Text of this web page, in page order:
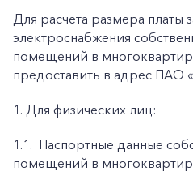
Для расчета размера платы
электроснабжения
помещений в
предоставить в адрес ПАО
1. Для физических лиц:
1.1. Паспортные данные
помещений в